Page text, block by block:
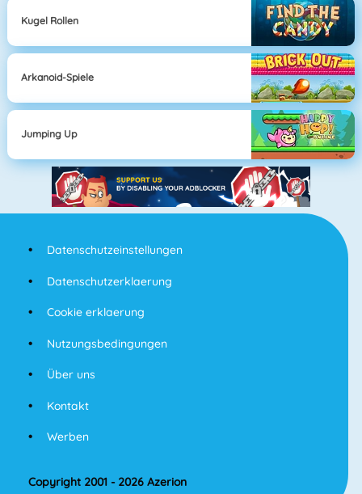
Kugel Rollen
Arkanoid-Spiele
Jumping Up
Datenschutzeinstellungen
Datenschutzerklaerung
Cookie erklaerung
Nutzungsbedingungen
Über uns
Kontakt
Werben
Copyright 2001 - 2026 Azerion